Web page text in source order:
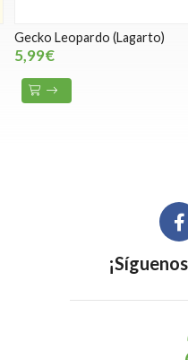
Gecko Leopardo (Lagarto)
5,99€